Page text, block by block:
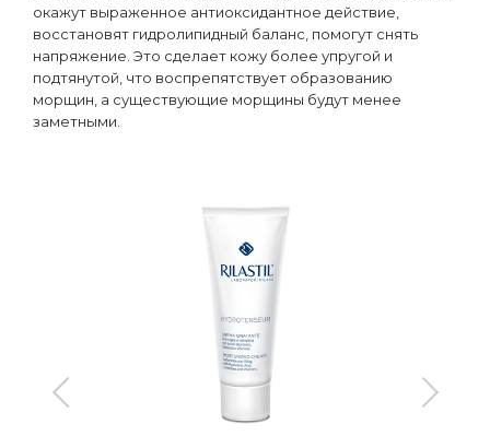
окажут выраженное антиоксидантное действие,
восстановят гидролипидный баланс, помогут снять
напряжение. Это сделает кожу более упругой и
подтянутой, что воспрепятствует образованию
морщин, а существующие морщины будут менее
заметными.